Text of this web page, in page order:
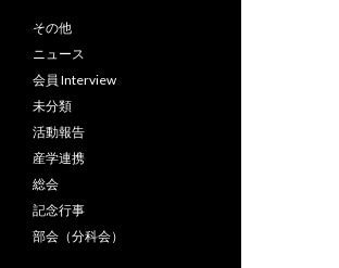
その他
ニュース
会員 Interview
未分類
活動報告
産学連携
総会
記念行事
部会（分科会）